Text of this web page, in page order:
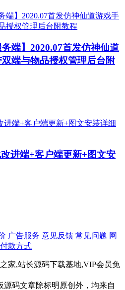
务端】2020.07首发仿神仙道
端与物品授权管理后台附
进端+客户端更新+图文安
广告服务 意见反馈 常见问题 网
付款方式
家,站长源码下载基地,VIP会员免
码文章除标明原创外，均来自